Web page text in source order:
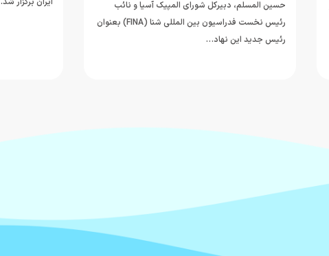
حسین المسلم، دبیرکل شورای المپیک آسیا و نائب
رئیس نخست فدراسیون بین المللی شنا (FINA) بعنوان
رئیس جدید این نهاد…